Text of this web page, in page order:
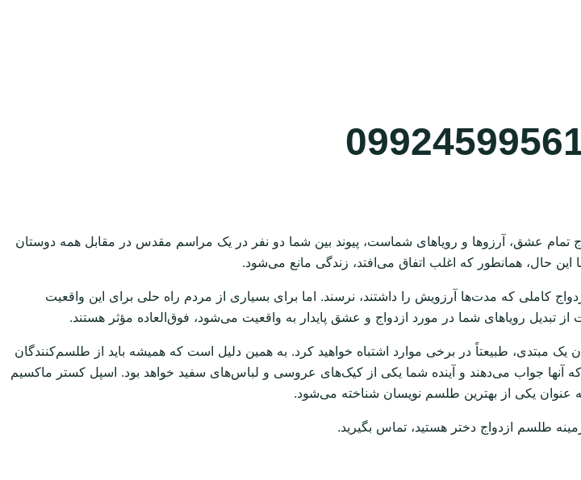
عشق، آرزوها و رویاهای شماست، پیوند بین شما دو نفر در یک مراسم مقدس در مقابل همه دوستان
این حال، همانطور که اغلب اتفاق می‌افتد، زندگی مانع می‌شود.
کاملی که مدت‌ها آرزویش را داشتند، نرسند. اما برای بسیاری از مردم راه حلی برای این واقعیت
رویاهای شما در مورد ازدواج و عشق پایدار به واقعیت می‌شود، فوق‌العاده مؤثر هستند.
یک مبتدی، طبیعتاً در برخی موارد اشتباه خواهید کرد. به همین دلیل است که همیشه باید از طلسم‌کنندگان
که آنها جواب می‌دهند و آینده شما یکی از کیک‌های عروسی و لباس‌های سفید خواهد بود. اسپل کستر ماکسیم
یکی از بهترین طلسم نویسان شناخته می‌شود.
طلسم ازدواج دختر هستید، تماس بگیرید.